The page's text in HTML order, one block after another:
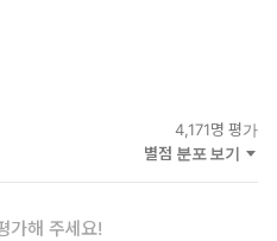
4,171명 평가
별점 분포 보기
가해 주세요!